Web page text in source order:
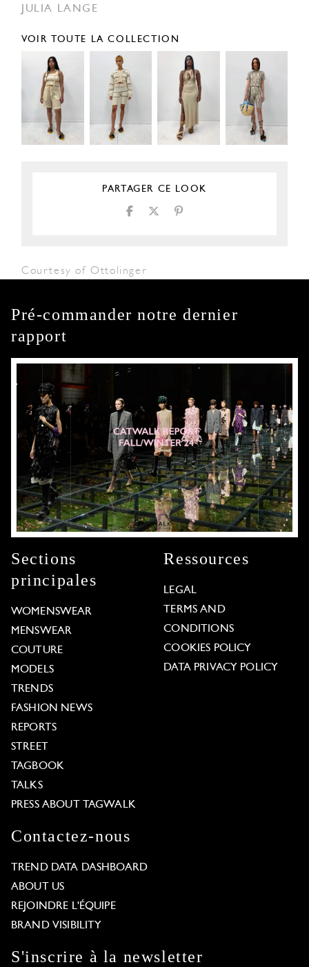
JULIA LANGE
VOIR TOUTE LA COLLECTION
PARTAGER CE LOOK
Courtesy of Ottolinger
Pré-commander notre dernier
rapport
Sections
principales
WOMENSWEAR
MENSWEAR
COUTURE
MODELS
TRENDS
FASHION NEWS
REPORTS
STREET
TAGBOOK
TALKS
PRESS ABOUT TAGWALK
Ressources
LEGAL
TERMS AND
CONDITIONS
COOKIES POLICY
DATA PRIVACY POLICY
Contactez-nous
TREND DATA DASHBOARD
ABOUT US
REJOINDRE L'ÉQUIPE
BRAND VISIBILITY
S'inscrire à la newsletter